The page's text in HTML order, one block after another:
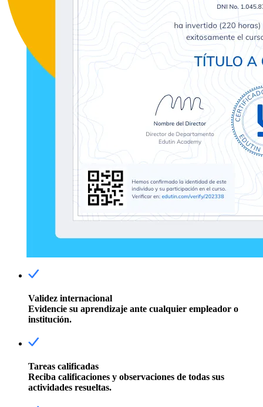
Validez internacional
Evidencie su aprendizaje ante cualquier empleador o
institución.
Tareas calificadas
Reciba calificaciones y observaciones de todas sus
actividades resueltas.